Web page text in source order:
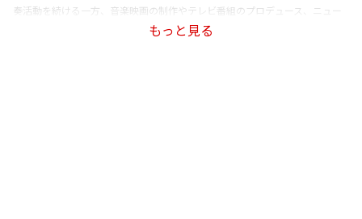
奏活動を続ける一方、音楽映画の制作やテレビ番組のプロデュース、ニュー
ス番組のキャスターなど活躍の範囲を広げ、近年は指揮も手がけている。
もっと見る